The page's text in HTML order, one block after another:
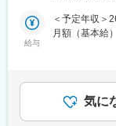
えた最高峰モ
▽SYNCA（シ
台湾上場企業
資）です。海
<具体的な業
・客先訪問、納
<具体的な商
・工業高校・
給与
＜予定年収＞
月額（基本給
手当＝固定
円（前年度
業績が良い場
気に